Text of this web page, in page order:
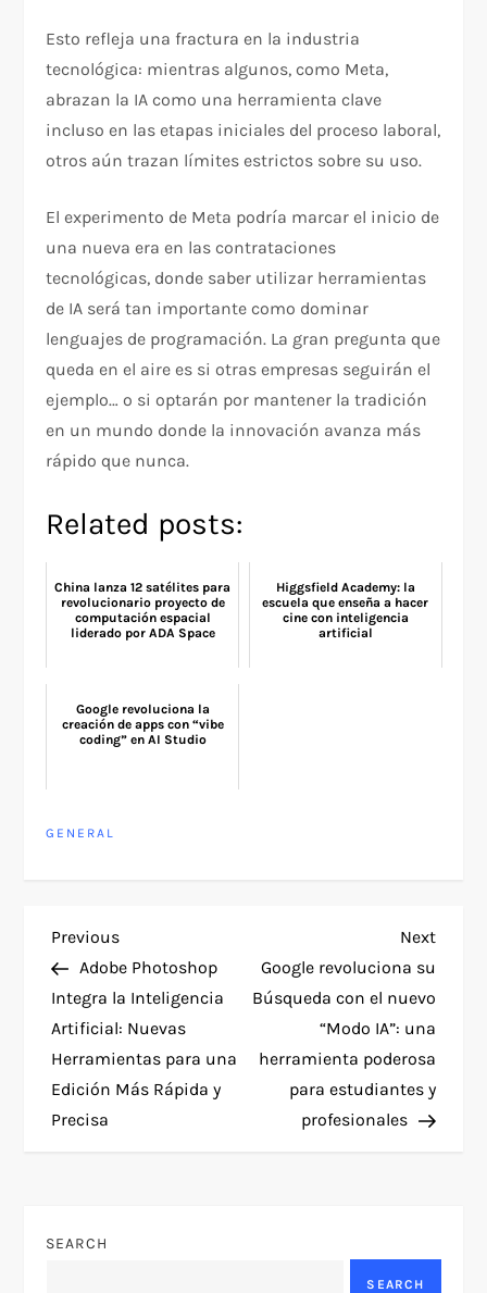
Esto refleja una fractura en la industria
tecnológica: mientras algunos, como Meta,
abrazan la IA como una herramienta clave
incluso en las etapas iniciales del proceso laboral,
otros aún trazan límites estrictos sobre su uso.
El experimento de Meta podría marcar el inicio de
una nueva era en las contrataciones
tecnológicas, donde saber utilizar herramientas
de IA será tan importante como dominar
lenguajes de programación. La gran pregunta que
queda en el aire es si otras empresas seguirán el
ejemplo… o si optarán por mantener la tradición
en un mundo donde la innovación avanza más
rápido que nunca.
Related posts:
China lanza 12 satélites para
revolucionario proyecto de
computación espacial
liderado por ADA Space
Higgsfield Academy: la
escuela que enseña a hacer
cine con inteligencia
artificial
Google revoluciona la
creación de apps con “vibe
coding” en AI Studio
GENERAL
P
o
s
t
v
Previous
Post
Previous
Adobe Photoshop
Integra la Inteligencia
Artificial: Nuevas
Herramientas para una
Edición Más Rápida y
Precisa
Next
Next
Google revoluciona su
Búsqueda con el nuevo
“Modo IA”: una
herramienta poderosa
para estudiantes y
profesionales
SEARCH
SEARCH